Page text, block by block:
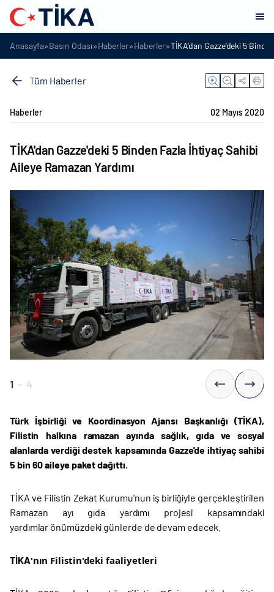
Anasayfa»Basın Odası»Haberler»Haberler»TİKA'dan Gazze'deki 5
Tüm Haberler
Haberler 02 Mayıs 2020
TİKA'dan Gazze'deki 5 Binden Fazla İhtiyaç Sahibi
Aileye Ramazan Yardımı
1 - 4
Türk İşbirliği ve Koordinasyon Ajansı Başkanlığı (TİKA),
Filistin halkına ramazan ayında sağlık, gıda ve sosyal
alanlarda verdiği destek kapsamında Gazze'de ihtiyaç sahibi
5 bin 60 aileye paket dağıttı.
TİKA ve Filistin Zekat Kurumu'nun iş birliğiyle gerçekleştirilen
Ramazan ayı gıda yardımı projesi kapsamındaki
yardımlar önümüzdeki günlerde de devam edecek.
TİKA'nın Filistin'deki faaliyetleri